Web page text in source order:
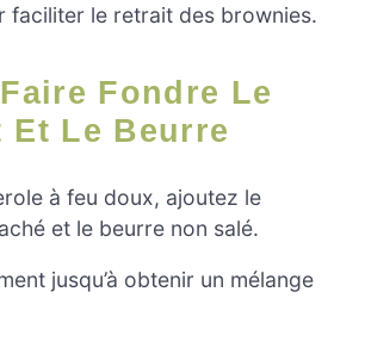
faciliter le retrait des brownies.
Et Le Beurre
à feu doux, ajoutez le
et le beurre non salé.
jusqu’à obtenir un mélange